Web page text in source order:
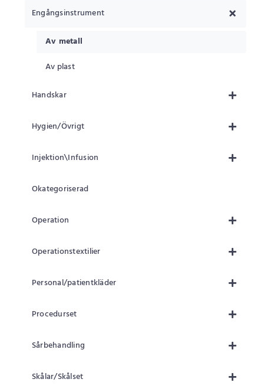
Engångsinstrument
Av metall
Av plast
Handskar
Hygien/Övrigt
Injektion\Infusion
Okategoriserad
Operation
Operationstextilier
Personal/patientkläder
Procedurset
Sårbehandling
Skålar/Skålset